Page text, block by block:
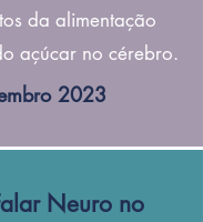
da alimentação
açúcar no cérebro.
2023
Neuro no